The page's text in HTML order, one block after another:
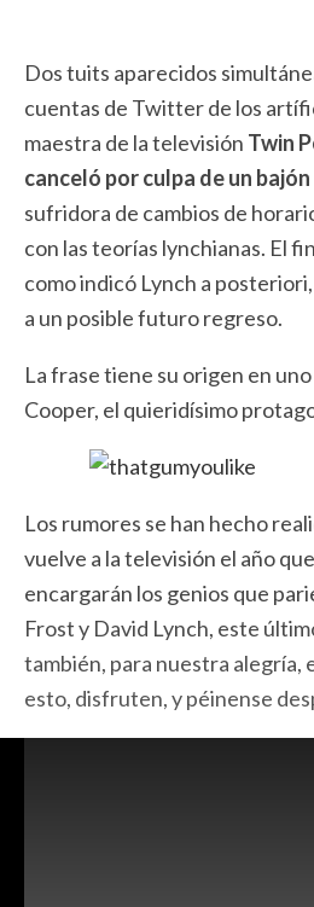
Dos tuits aparecidos
cuentas de Twitter de los
maestra de la televisión Twin
canceló por culpa de un
sufridora de cambios de
con las teorías lynchianas. El
como indicó Lynch a
a un posible futuro regreso.
La frase tiene su origen en
Cooper, el quieridísimo
Los rumores se han hecho
vuelve a la televisión el año
encargarán los genios que
Frost y David Lynch, este
también, para nuestra alegría,
esto, disfruten, y péinense